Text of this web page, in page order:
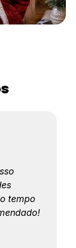
tempo